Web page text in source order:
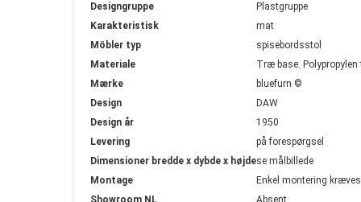
Designgruppe
Plastgruppe
Karakteristisk
mat
Möbler typ
spisebordsstol
Materiale
Træ base. Polypropylen
Mærke
bluefurn ©
Design
DAW
Design år
1950
Levering
på forespørgsel
Dimensioner bredde x dybde x højdese målbillede
Montage
Enkel montering kræves
Showroom NL
Absent